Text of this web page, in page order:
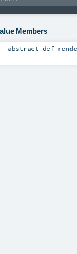
Members
abstractdef